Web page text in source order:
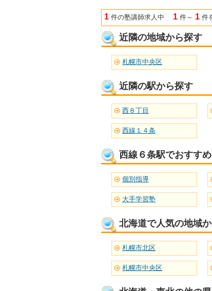
1 件の塾講師求人中 1 件～ 1 件
近隣の地域から探す
札幌市中央区
近隣の駅から探す
西８丁目
西線１４条
西線６条駅でおすす
個別指導
大手学習塾
北海道で人気の地域
札幌市北区
札幌市中央区